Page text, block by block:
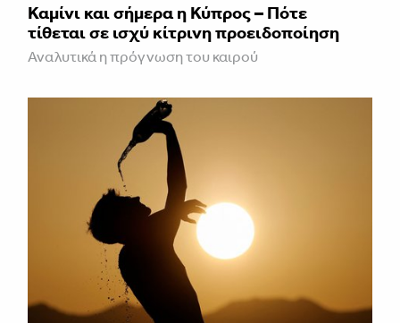
Καμίνι και σήμερα η Κύπρος – Πότε
τίθεται σε ισχύ κίτρινη προειδοποίηση
Αναλυτικά η πρόγνωση του καιρού